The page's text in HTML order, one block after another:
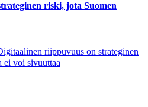
riski, jota Suomen
riippuvuus on strateginen
ei voi sivuuttaa